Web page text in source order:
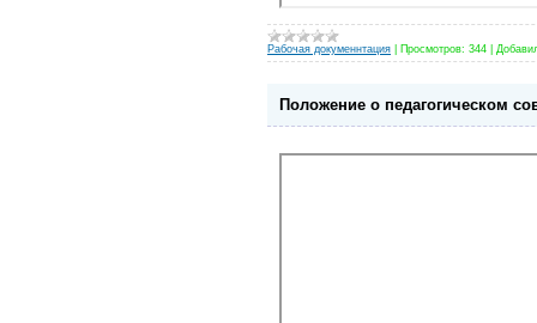
Рабочая докуменнтация Просмотров: 344
Положение о педагогическом